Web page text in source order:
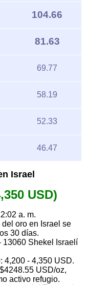
104.66
81.63
69.77
58.19
52.33
46.47
Israel
USD)
a. m.
oro en Israel se
30 días.
13060 Shekel Israelí
4,200 - 4,350 USD.
USD/oz,
activo refugio.